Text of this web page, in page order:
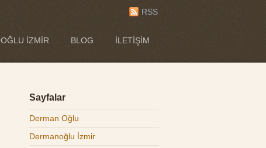
İZMIR BLOG İLETIŞIM
RSS
Sayfalar
Derman Oğlu
Dermanoğlu İzmir